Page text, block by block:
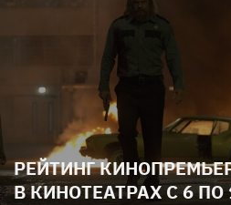
РЕЙТИНГ
В КИНОТЕАТРАХ С 6 ПО